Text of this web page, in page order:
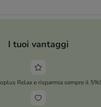
I tuoi vantaggi
Relax e risparmia sempre il 5%!